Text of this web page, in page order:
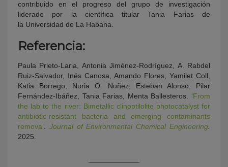
contribuido en el progreso del grupo de investigación
liderado por la científica titular Tania Farias de
la Universidad de La Habana.
Referencia:
Paula Prieto-Laria, Antonia Jiménez-Rodríguez, A. Rabdel
Ruiz-Salvador, Inés Canosa, Amando Flores, Yamilet Coll,
Katia Borrego, Nuria O. Nuñez, Esteban Alonso, Pilar
Fernández-Ibáñez, Tania Farias, Menta Ballesteros. ‘From
the lab to the river: Bimetallic clinoptilolite photocatalyst for
antibiotic-resistant bacteria and emerging contaminants
remova’
Journal of Environmental Chemical Engineering
2025.